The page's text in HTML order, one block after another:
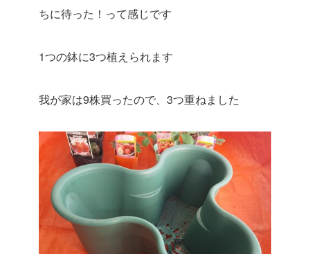
ちに待った！って感じです
1つの鉢に3つ植えられます
我が家は9株買ったので、3つ重ねました